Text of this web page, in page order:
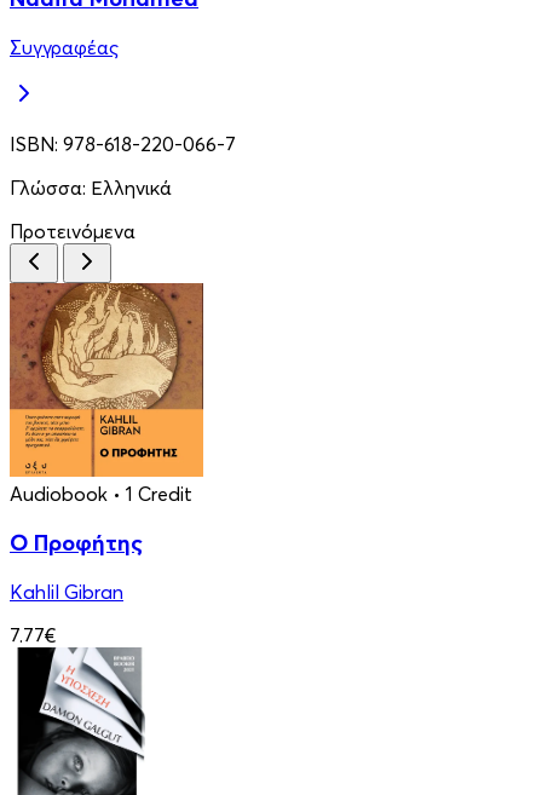
Συγγραφέας
ISBN: 978-618-220-066-7
Γλώσσα: Ελληνικά
Προτεινόμενα
Audiobook • 1 Credit
Ο Προφήτης
Kahlil Gibran
7.77€